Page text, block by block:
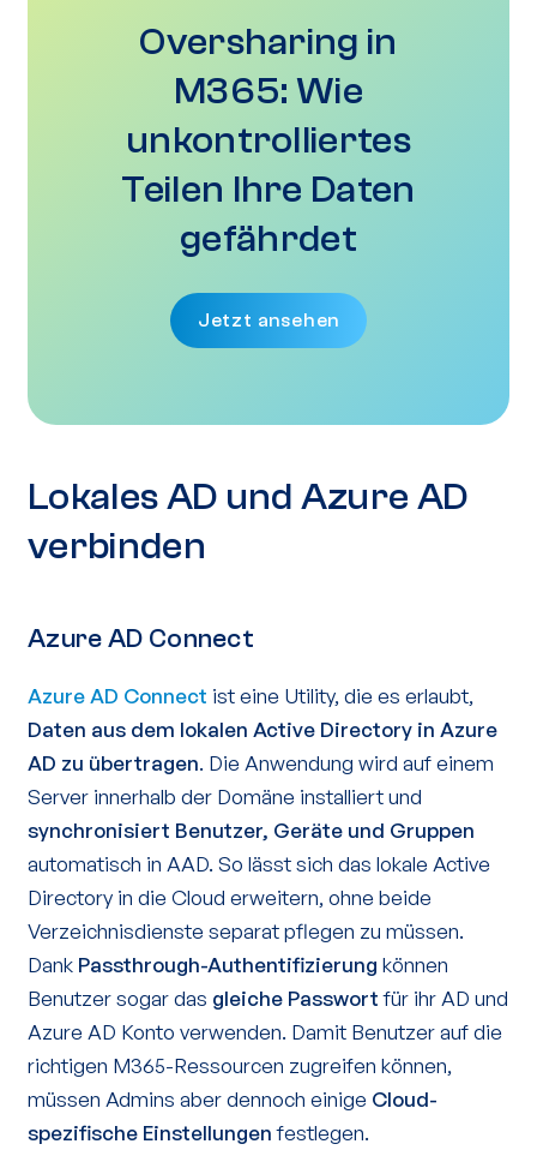
Oversharing in
M365: Wie
unkontrolliertes
Teilen Ihre Daten
gefährdet
Jetzt ansehen
Lokales AD und Azure AD
verbinden
Azure AD Connect
Azure AD Connect ist eine Utility, die es erlaubt,
Daten aus dem lokalen Active Directory in Azure
AD zu übertragen. Die Anwendung wird auf einem
Server innerhalb der Domäne installiert und
synchronisiert Benutzer, Geräte und Gruppen
automatisch in AAD. So lässt sich das lokale Active
Directory in die Cloud erweitern, ohne beide
Verzeichnisdienste separat pflegen zu müssen.
Dank Passthrough-Authentifizierung können
Benutzer sogar das gleiche Passwortfür ihr AD und
Azure AD Konto verwenden. Damit Benutzer auf die
richtigen M365-Ressourcen zugreifen können,
müssen Admins aber dennoch einige Cloud-
spezifische Einstellungenfestlegen.